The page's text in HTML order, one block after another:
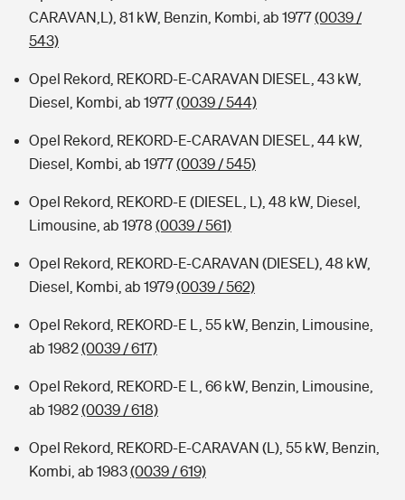
CARAVAN,L), 81 kW, Benzin, Kombi, ab 1977(0039 /
543)
Opel Rekord, REKORD-E-CARAVAN DIESEL, 43 kW,
Diesel, Kombi, ab 1977(0039 / 544)
Opel Rekord, REKORD-E-CARAVAN DIESEL, 44 kW,
Diesel, Kombi, ab 1977(0039 / 545)
Opel Rekord, REKORD-E (DIESEL, L), 48 kW, Diesel,
Limousine, ab 1978 (0039 / 561)
Opel Rekord, REKORD-E-CARAVAN (DIESEL), 48 kW,
Diesel, Kombi, ab 1979(0039 / 562)
Opel Rekord, REKORD-E L, 55 kW, Benzin, Limousine,
ab 1982(0039 / 617)
Opel Rekord, REKORD-E L, 66 kW, Benzin, Limousine,
ab 1982(0039 / 618)
Opel Rekord, REKORD-E-CARAVAN (L), 55 kW, Benzin,
Kombi, ab 1983(0039 / 619)